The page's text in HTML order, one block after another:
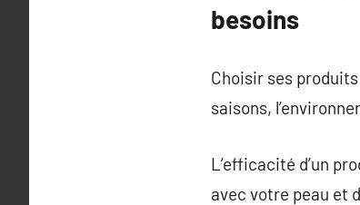
besoins
Choisir ses
saisons,
L’efficacité d’un
avec votre peau et